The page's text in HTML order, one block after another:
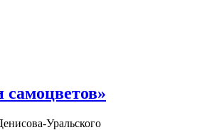
самоцветов»
Уральского